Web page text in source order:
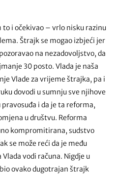
i očekivao – vrlo nisku razinu
Štrajk se mogao izbjeći jer
na nezadovoljstvo, da
30 posto. Vlada je naša
Vlade za vrijeme štrajka, pa i
dovodi u sumnju sve njihove
i da je ta reforma,
u društvu. Reforma
kompromitirana, sudstvo
se može reći da je među
vodi računa. Nigdje u
ovako dugotrajan štrajk